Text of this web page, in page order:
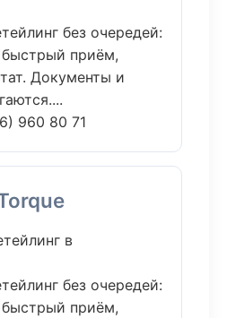
без очередей:
быстрый приём,
Документы и
960 80 71
в
без очередей:
быстрый приём,